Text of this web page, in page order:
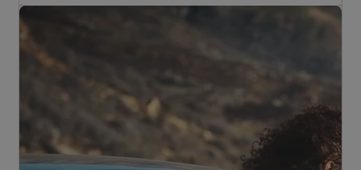
Vous vous apprêtez à partir en vacances ? L'app Beobank
en voyage aisément et en toute sécurité.